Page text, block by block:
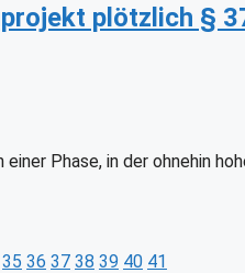
plötzlich §
Phase, in der ohnehin
35 36 37 38 39 40 41